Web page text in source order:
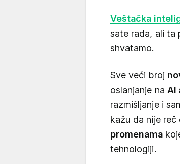
Veštačka
sate rada, ali ta
shvatamo.
Sve veći broj
oslanjanje na AI
razmišljanje i
kažu da nije
promenama
tehnologiji.